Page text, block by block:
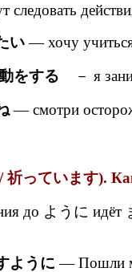
следовать
い— хочу
をする － я
— смотри
祈っています).
до ように идёт
ように — Пошли